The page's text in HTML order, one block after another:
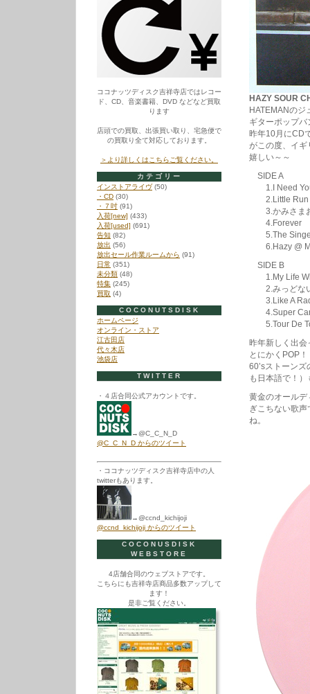
HAZY SOUR
HATEMANの
ギターポップ
昨年10月にCD
がこの度、イギ
嬉しい～～
SIDE A
1.I Need
2.Little Run
3.かみさま
4.Forever
5.The
6.Hazy @
SIDE B
1.My Life
2.みっどな
3.Like A
4.Super
5.Tour De
昨年新しく出
とにかくPOP！
60’sストーン
も日本語で！）
黄金のオールデ
ぎこちない歌
ね。
ココナッツディスク吉祥寺店ではレコー
ド、CD、音楽書籍、DVD などなど買取
ります
店頭での買取、出張買い取り、宅急便で
の買取り全て対応しております。
＞より詳しくはこちらご覧ください。
カテゴリー
インストアライヴ(50)
・CD (30)
・７吋 (91)
入荷[new] (433)
入荷[used] (691)
告知 (82)
放出 (56)
放出セール作業ルームから (91)
日常 (351)
未分類 (48)
特集 (245)
買取 (4)
COCONUTSDISK
ホームページ
オンライン・ストア
江古田店
代々木店
池袋店
TWITTER
・４店合同公式アカウントです。
→@C_C_N_D
@C_C_N_D からのツイート
・ココナッツディスク吉祥寺店中の人
twitterもあります。
→@ccnd_kichijoji
@ccnd_kichijoji からのツイート
COCONUSDISK
WEBSTORE
4店舗合同のウェブストアです。
こちらにも吉祥寺店商品多数アップして
ます！
是非ご覧ください。